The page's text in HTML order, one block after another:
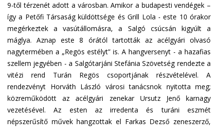
9-től térzenét adott a városban. Amikor a budapesti vendégek –
így a Petőfi Társaság küldöttsége és Grill Lola - este 10 órakor
megérkeztek a vasútállomásra, a Salgó csúcsán kigyúlt a
máglya. Aznap este 8 órától tartották az acélgyári olvasó
nagytermében a „Regös estélyt” is. A hangversenyt - a hazafias
szellem jegyében - a Salgótarjáni Stefánia Szövetség rendezte a
vitézi rend Turán Regös csoportjának részvételével. A
rendezvényt Horváth László városi tanácsnok nyitotta meg;
közreműködött az acélgyári zenekar Ursutz Jenő karnagy
vezetésével. Az esten az irredenta és turáni eszmét
népszerűsítő művek hangzottak el Farkas Dezső zeneszerző,